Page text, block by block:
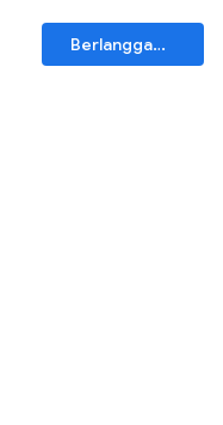
Berlangganan